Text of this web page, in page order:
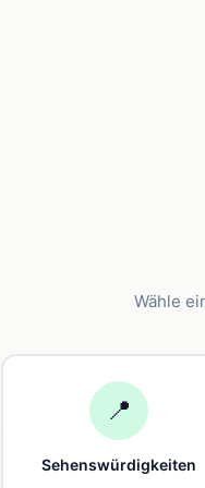
Wähle
📍
Sehenswürdigkeiten